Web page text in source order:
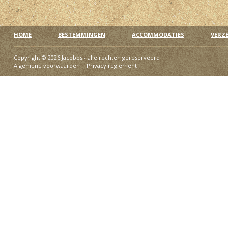
HOME BESTEMMINGEN ACCOMMODATIES
Copyright © 2026 Jacobos - alle rechten gereserveerd
Algemene voorwaarden|Privacy reglement